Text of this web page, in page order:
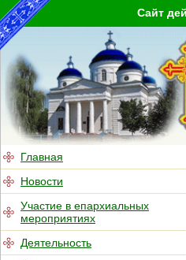
Сайт
Главная
Новости
Участие в епархиальных
мероприятиях
Деятельность